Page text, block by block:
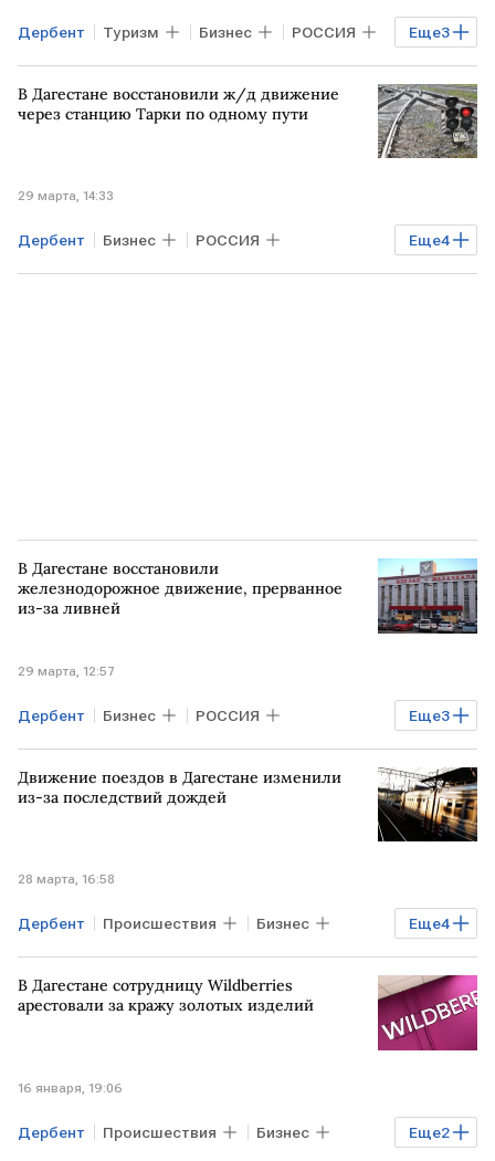
Еще3
Дербент Туризм Бизнес РОССИЯ
СОЧИ КАЛИНИНГРАД АТОР
В Дагестане восстановили ж/д движение
через станцию Тарки по одному пути
29 марта, 14:33
Еще4
Дербент Бизнес РОССИЯ
Дагестан Махачкала РЖД
В Дагестане восстановили
железнодорожное движение, прерванное
из-за ливней
29 марта, 12:57
Еще3
Дербент Бизнес РОССИЯ
Дагестан Махачкала
железнодорожный транспорт
Движение поездов в Дагестане изменили
из-за последствий дождей
28 марта, 16:58
Еще4
Дербент Происшествия Бизнес
РОССИЯ Махачкала МОСКВА
РЖД
В Дагестане сотрудницу Wildberries
арестовали за кражу золотых изделий
16 января, 19:06
Еще2
Дербент Происшествия Бизнес